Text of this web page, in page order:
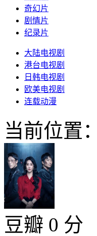
奇幻片
剧情片
纪录片
大陆电视剧
港台电视剧
日韩电视剧
欧美电视剧
连载动漫
当前位置：
豆瓣 0 分